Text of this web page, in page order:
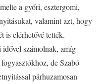
a győri, esztergomi,
valamint azt, hogy
is elérhetővé tették.
idővel számolnak, amíg
de Szabó
párhuzamosan